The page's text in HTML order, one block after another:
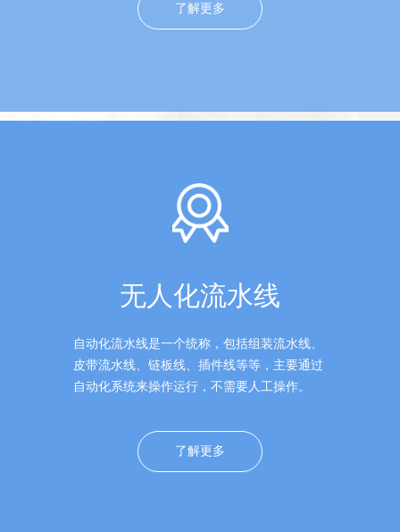
了解更多
无人化流水线
自动化流水线是一个统称，包括组装流水线、
皮带流水线、链板线、插件线等等，主要通过
自动化系统来操作运行，不需要人工操作。
了解更多